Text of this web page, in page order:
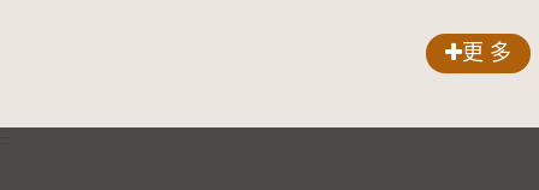
的依戀—
更 多